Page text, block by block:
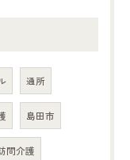
通所
島田市
問介護